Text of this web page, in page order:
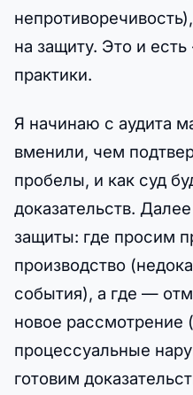
на защиту. Это и
практики.
Я начинаю с аудита
вменили, чем
пробелы, и как суд
доказательств.
защиты: где просим
производство
события), а где —
новое рассмотрение
процессуальные
готовим